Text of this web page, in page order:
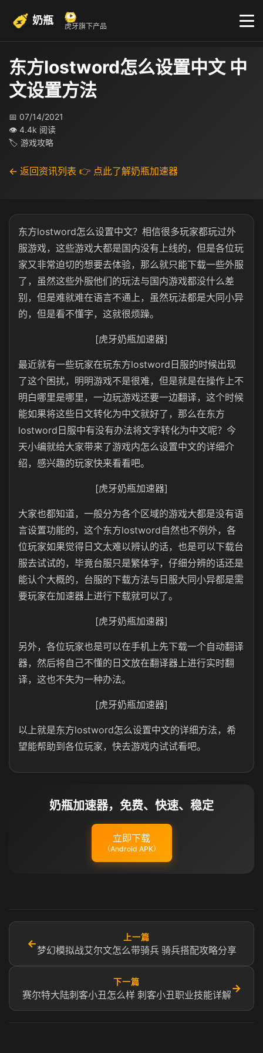
奶瓶 虎牙旗下产品
东方lostword怎么设置中文 中
文设置方法
📅 07/14/2021
👁 4.4k 阅读
🏷 游戏攻略
← 返回资讯列表 👉 点此了解奶瓶加速器
东方lostword怎么设置中文？相信很多玩家都玩过外
服游戏，这些游戏大都是国内没有上线的，但是各位玩
家又非常迫切的想要去体验，那么就只能下载一些外服
了，虽然这些外服他们的玩法与国内游戏都没什么差
别，但是难就难在语言不通上，虽然玩法都是大同小异
的，但是看不懂字，这就很烦躁。
[虎牙奶瓶加速器]
最近就有一些玩家在玩东方lostword日服的时候出现
了这个困扰，明明游戏不是很难，但是就是在操作上不
明白哪里是哪里，一边玩游戏还要一边翻译，这个时候
能如果将这些日文转化为中文就好了，那么在东方
lostword日服中有没有办法将文字转化为中文呢？今
天小编就给大家带来了游戏内怎么设置中文的详细介
绍，感兴趣的玩家快来看看吧。
[虎牙奶瓶加速器]
大家也都知道，一般分为各个区域的游戏大都是没有语
言设置功能的，这个东方lostword自然也不例外，各
位玩家如果觉得日文太难以辨认的话，也是可以下载台
服去试试的，毕竟台服只是繁体字，仔细分辨的话还是
能认个大概的，台服的下载方法与日服大同小异都是需
要玩家在加速器上进行下载就可以了。
[虎牙奶瓶加速器]
另外，各位玩家也是可以在手机上先下载一个自动翻译
器，然后将自己不懂的日文放在翻译器上进行实时翻
译，这也不失为一种办法。
[虎牙奶瓶加速器]
以上就是东方lostword怎么设置中文的详细方法，希
望能帮助到各位玩家，快去游戏内试试看吧。
奶瓶加速器，免费、快速、稳定
立即下载
（Android APK）
←
上一篇
梦幻模拟战艾尔文怎么带骑兵 骑兵搭配攻略分享
下一篇
赛尔特大陆刺客小丑怎么样 刺客小丑职业技能详解
→